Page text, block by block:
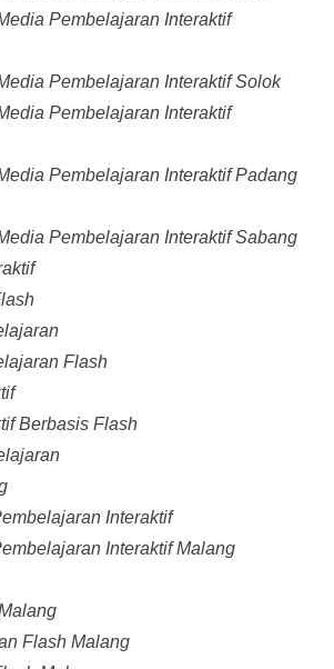
Pembelajaran Interaktif
Pembelajaran Interaktif Solok
Pembelajaran Interaktif
Pembelajaran Interaktif Padang
Pembelajaran Interaktif Sabang
Flash
Berbasis Flash
Interaktif
Interaktif Malang
Flash Malang